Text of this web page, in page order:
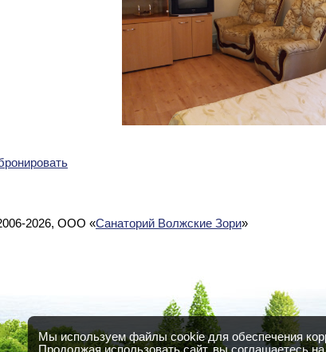
2026, ООО «Санаторий Волжские Зори»
Мы используем файлы cookie для обеспечения